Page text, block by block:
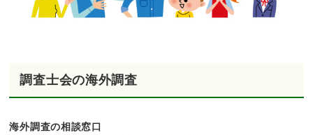
調査士会の海外調査
海外調査の相談窓口